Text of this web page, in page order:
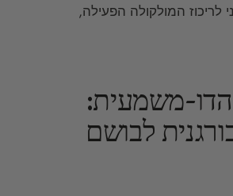
לריכוז המולקולה הפעילה,
משמעית:
לבושם